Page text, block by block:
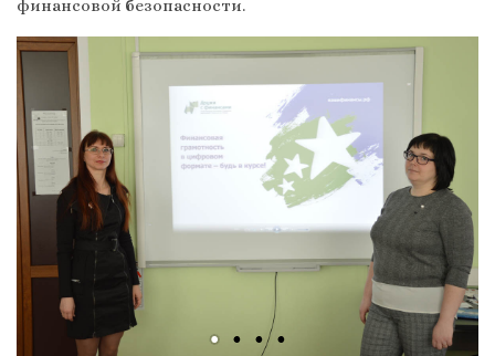
финансовой безопасности.